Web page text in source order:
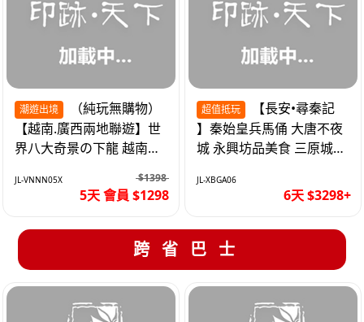
潮遊出境
【越南.廣西兩地聯遊】世
界八大奇景の下龍 越南首
車5天
JL-VNNN05X $1398
5天 會員 $1298
超值抵玩
】秦始皇兵馬俑 大唐不夜
城 永興坊品美食 三原城隍
JL-XBGA06
6天 $3298+
跨省巴士